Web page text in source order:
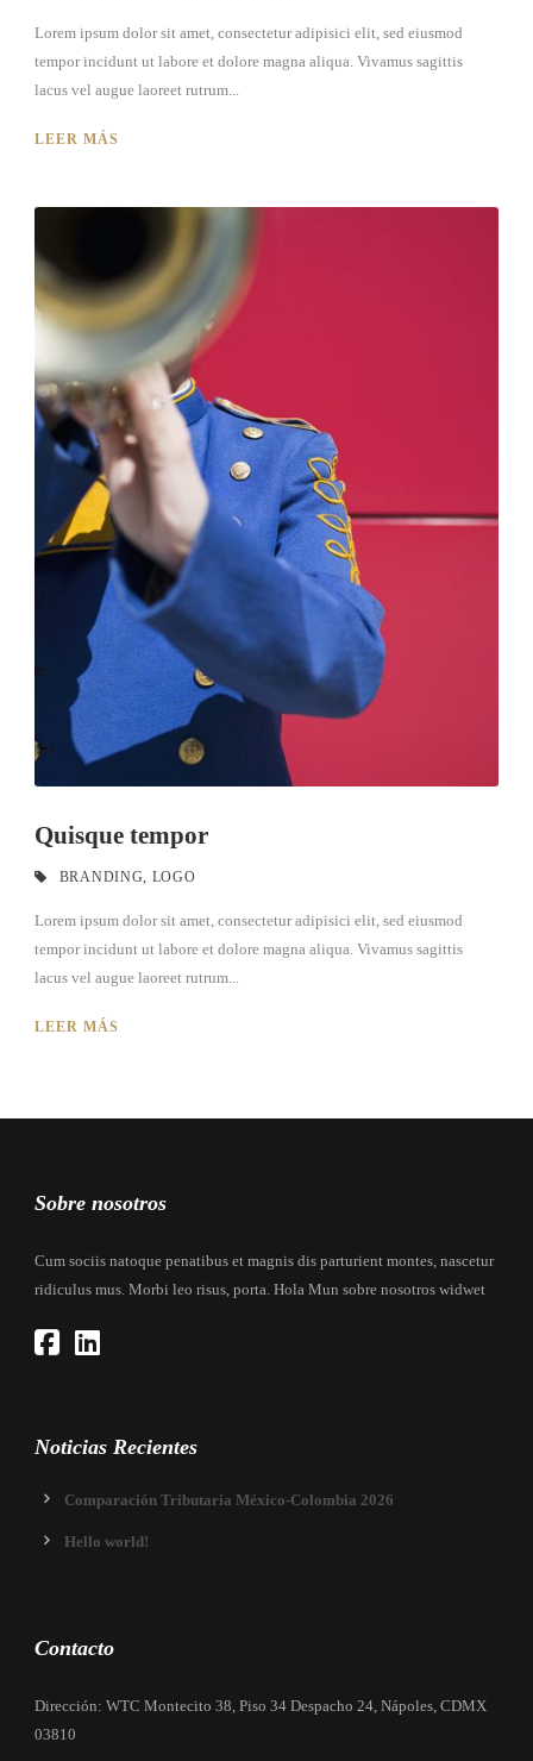
Lorem ipsum dolor sit amet, consectetur adipisici elit, sed eiusmod
tempor incidunt ut labore et dolore magna aliqua. Vivamus sagittis
lacus vel augue laoreet rutrum...
LEER MÁS
Quisque tempor
BRANDING, LOGO
Lorem ipsum dolor sit amet, consectetur adipisici elit, sed eiusmod
tempor incidunt ut labore et dolore magna aliqua. Vivamus sagittis
lacus vel augue laoreet rutrum...
LEER MÁS
Sobre nosotros
Cum sociis natoque penatibus et magnis dis parturient montes, nascetur
ridiculus mus. Morbi leo risus, porta. Hola Mun sobre nosotros widwet
Noticias Recientes
Comparación Tributaria México-Colombia 2026
Hello world!
Contacto
Dirección: WTC Montecito 38, Piso 34 Despacho 24, Nápoles, CDMX
03810